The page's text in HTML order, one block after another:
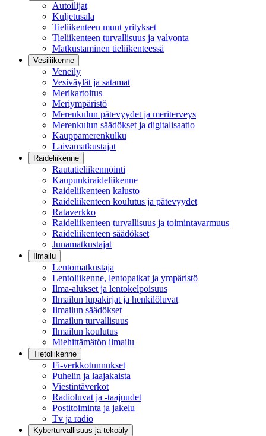
Autoilijat
Kuljetusala
Tieliikenteen muut yritykset
Tieliikenteen turvallisuus ja valvonta
Matkustaminen tieliikenteessä
Vesiliikenne
Veneily
Vesiväylät ja satamat
Merikartoitus
Meriympäristö
Merenkulun pätevyydet ja meriterveys
Merenkulun säädökset ja digitalisaatio
Kauppamerenkulku
Laivamatkustajat
Raideliikenne
Rautatieliikennöinti
Kaupunkiraideliikenne
Raideliikenteen kalusto
Raideliikenteen koulutus ja pätevyydet
Rataverkko
Raideliikenteen turvallisuus ja toimintavarmuus
Raideliikenteen säädökset
Junamatkustajat
Ilmailu
Lentomatkustaja
Lentoliikenne, lentopaikat ja ympäristö
Ilma-alukset ja lentokelpoisuus
Ilmailun lupakirjat ja henkilöluvat
Ilmailun säädökset
Ilmailun turvallisuus
Ilmailun koulutus
Miehittämätön ilmailu
Tietoliikenne
Fi-verkkotunnukset
Puhelin ja laajakaista
Viestintäverkot
Radioluvat ja -taajuudet
Postitoiminta ja jakelu
Tv ja radio
Kyberturvallisuus ja tekoäly